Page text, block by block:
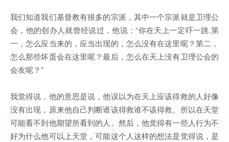
我们知道我们基督教有很多的宗派，其中一个宗派就是卫理公
会，他的创办人就曾经说过，他说：“你在天上一定吓一跳.第
一，怎么应当来的，应当出现的，怎么没有在这里呢？第二，
怎么那些坏蛋会在这里呢？最后，怎么在天上没有卫理公会的
会友呢？”
我觉得说，他的意思是说，他误以为在天上应该得救的人好像
没有出现，原来他自己判断谁该得救谁不该得救。所以在天堂
可能看不到他期望所看到的人。然后，他觉得有一些人行为不
好为什么他可以上天堂，可能这个人这样的想法是觉得说，是